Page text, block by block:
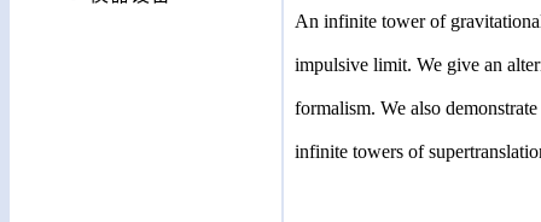
An infinite tower of
impulsive limit. We give an
formalism. We also
infinite towers of